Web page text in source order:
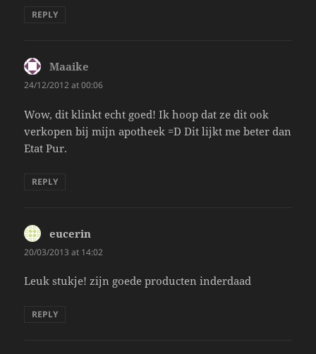
REPLY
Maaike
24/12/2012 at 00:06
Wow, dit klinkt echt goed! Ik hoop dat ze dit ook
verkopen bij mijn apotheek =D Dit lijkt me beter dan
Etat Pur.
REPLY
eucerin
20/03/2013 at 14:02
Leuk stukje! zijn goede producten inderdaad
REPLY